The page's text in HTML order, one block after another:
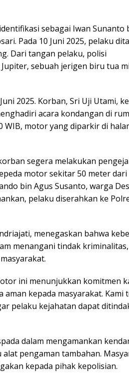
sebagai Iwan Sunanto
Pada 10 Juni 2025, pelaku
Dari tangan pelaku, polisi
sebuah jerigen biru tua
2025. Korban, Sri Uji Utami,
acara kondangan di
WIB, motor yang diparkir di
segera melakukan
motor sekitar 50 meter dari
bin Agus Susanto, warga
pelaku diserahkan ke
menegaskan bahwa
menangani tindak kriminalitas,
ini menunjukkan komitmen
kepada masyarakat. Kami
pelaku kejahatan dapat
dalam mengamankan
pengaman tambahan.
kepada pihak kepolisian.